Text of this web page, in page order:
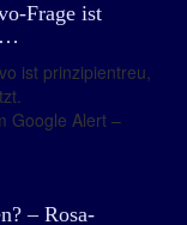
Frage ist
…
ist prinzipientreu,
Google Alert –
– Rosa-